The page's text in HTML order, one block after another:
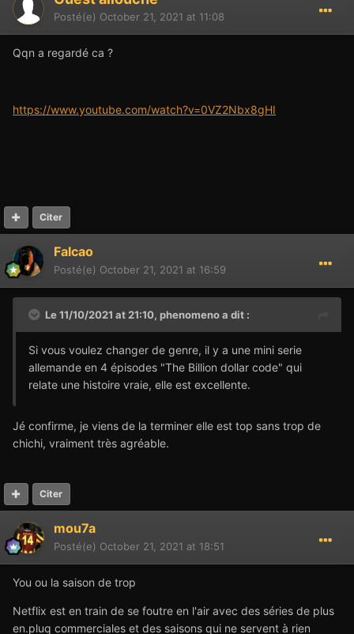
Posté(e) October 21, 2021 at 11:08
Qqn a regardé ca ?
https://www.youtube.com/watch?v=0VZ2Nbx8gHI
Citer
Falcao
Posté(e) October 21, 2021 at 16:59
Le 11/10/2021 at 21:10, phenomenoa dit :
Si vous voulez changer de genre, il y a une mini serie
allemande en 4 épisodes "The Billion dollar code" qui
relate une histoire vraie, elle est excellente.
Jé confirme, je viens de la terminer elle est top sans trop de
chichi, vraiment très agréable.
Citer
mou7a
Posté(e) October 21, 2021 at 18:51
You ou la saison de trop
Netflix est en train de se foutre en l'air avec des séries de plus
en.pluq commerciales et des saisons qui ne servent à rien